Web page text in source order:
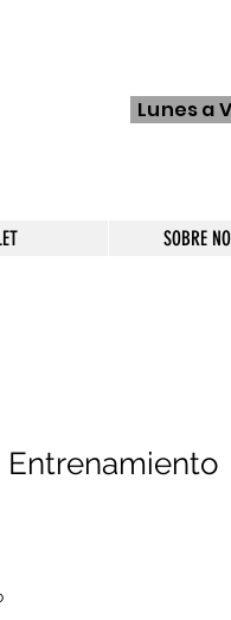
Lunes a
SOBRE
Entrenamiento